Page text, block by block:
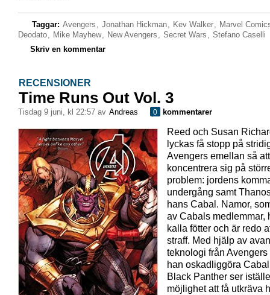
Taggar: Avengers , Jonathan Hickman, Kev Walker, Marvel
Deodato, Mike Mayhew, New Avengers , Secret Wars , Stefano Caselli
Skriv en kommentar
RECENSIONER
Time Runs Out Vol. 3
tisdag 9 juni, kl 22:57 av Andreas 0 kommentarer
Reed och Susan
lyckas få stopp på
Avengers emellan så
koncentrera sig på
problem: jordens
undergång samt
hans Cabal. Namor,
av Cabals medlemmar,
kalla fötter och är redo
straff. Med hjälp av
teknologi från Avengers
han oskadliggöra
Black Panther ser
möjlighet att få utkräva